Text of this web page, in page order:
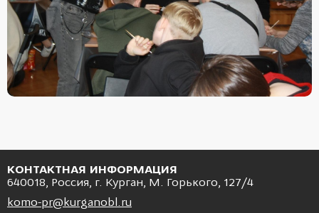
КОНТАКТНАЯ ИНФОРМАЦИЯ
640018, Россия, г. Курган, М. Горького, 127/4
komo-pr@kurganobl.ru